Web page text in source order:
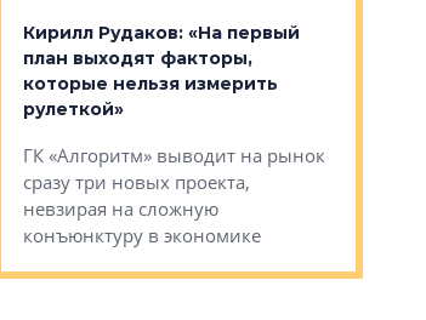
Кирилл Рудаков: «На первый
план выходят факторы,
которые нельзя измерить
рулеткой»
ГК «Алгоритм» выводит на рынок
сразу три новых проекта,
невзирая на сложную
конъюнктуру в экономике